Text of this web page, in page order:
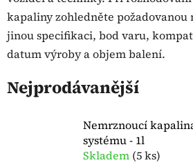
kapaliny zohledněte požadovanou
jinou specifikaci, bod varu,
datum výroby a objem balení.
Nejprodávanější
Nemrznoucí
systému - 1l
Skladem (5 ks)